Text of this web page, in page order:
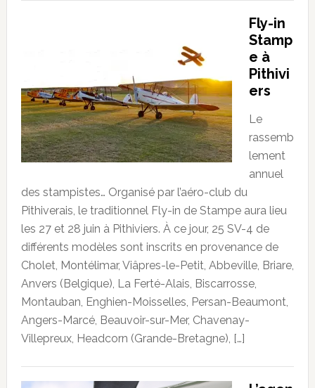
Fly-in
Stamp
e à
Pithivi
ers
Le
rassemb
lement
annuel
des stampistes… Organisé par l’aéro-club du
Pithiverais, le traditionnel Fly-in de Stampe aura lieu
les 27 et 28 juin à Pithiviers. À ce jour, 25 SV-4 de
différents modèles sont inscrits en provenance de
Cholet, Montélimar, Viâpres-le-Petit, Abbeville, Briare,
Anvers (Belgique), La Ferté-Alais, Biscarrosse,
Montauban, Enghien-Moisselles, Persan-Beaumont,
Angers-Marcé, Beauvoir-sur-Mer, Chavenay-
Villepreux, Headcorn (Grande-Bretagne), […]